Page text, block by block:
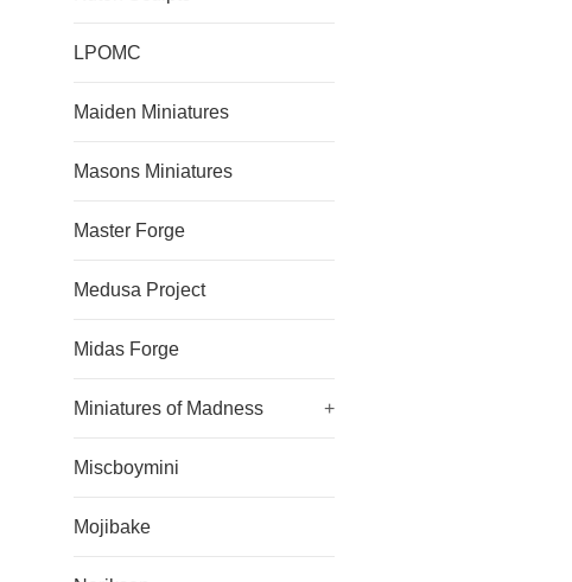
LPOMC
Maiden Miniatures
Masons Miniatures
Master Forge
Medusa Project
Midas Forge
Miniatures of Madness +
Miscboymini
Mojibake